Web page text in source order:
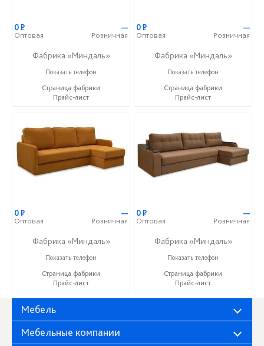
0Р
Оптовая
—
Розничная
Фабрика «Миндаль»
+7 (927) 630-62-82
Показать телефон
Страница фабрики
Прайс-лист
0Р
Оптовая
—
Розничная
Фабрика «Миндаль»
+7 (927) 630-62-82
Показать телефон
Страница фабрики
Прайс-лист
0Р
Оптовая
—
Розничная
Фабрика «Миндаль»
+7 (927) 630-62-82
Показать телефон
Страница фабрики
Прайс-лист
0Р
Оптовая
—
Розничная
Фабрика «Миндаль»
+7 (927) 630-62-82
Показать телефон
Страница фабрики
Прайс-лист
Мебель
Мебельные компании